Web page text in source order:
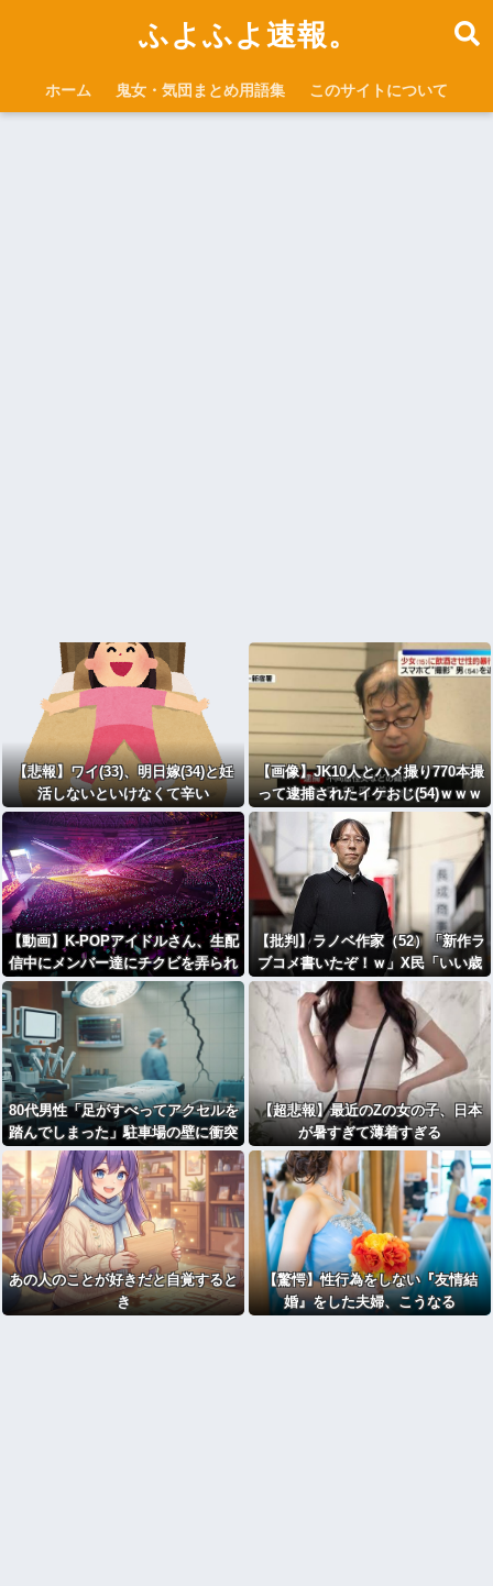
ふよふよ速報。
ホーム 鬼女・気団まとめ用語集 このサイトについて
【悲報】ワイ(33)、明日嫁(34)と妊
活しないといけなくて辛い
【画像】JK10人とハメ撮り770本撮
って逮捕されたイケおじ(54)ｗｗｗ
ｗｗｗｗｗｗ
【動画】K-POPアイドルさん、生配
信中にメンバー達にチクビを弄られ
てしまう
【批判】ラノベ作家（52）「新作ラ
ブコメ書いたぞ！ｗ」X民「いい歳
こいてラブコメ（笑）恥ずかしくな
いの？」←やめたれｗと話題に
80代男性「足がすべってアクセルを
踏んでしまった」駐車場の壁に衝突
【超悲報】最近のZの女の子、日本
が暑すぎて薄着すぎる
あの人のことが好きだと自覚すると
き
【驚愕】性行為をしない『友情結
婚』をした夫婦、こうなる